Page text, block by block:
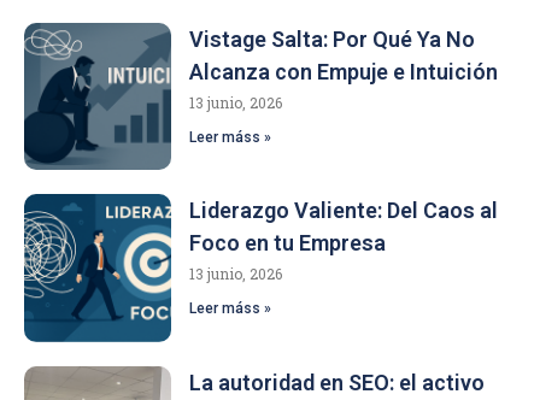
Vistage Salta: Por Qué Ya No
Alcanza con Empuje e Intuición
13 junio, 2026
Leer máss »
Liderazgo Valiente: Del Caos al
Foco en tu Empresa
13 junio, 2026
Leer máss »
La autoridad en SEO: el activo